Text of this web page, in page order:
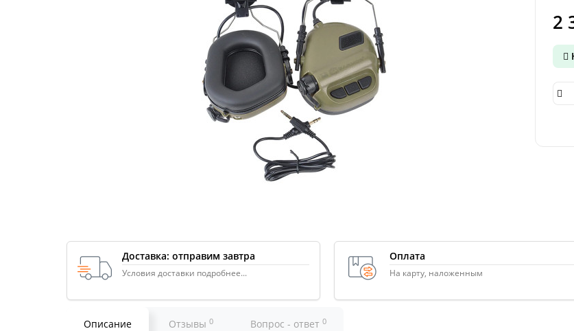
2
Доставка: отправим завтра
Условия доставки подробнее...
Оплата
На карту, наложенным
Описание Отзывы 0 Вопрос - ответ 0